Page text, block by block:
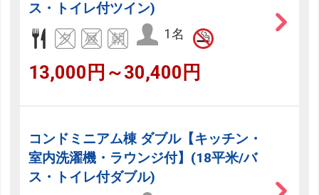
ス・トイレ付ツイン)
1名
13,000円～30,400円
コンドミニアム棟 ダブル【キッチン・
室内洗濯機・ラウンジ付】(18平米/バ
ス・トイレ付ダブル)